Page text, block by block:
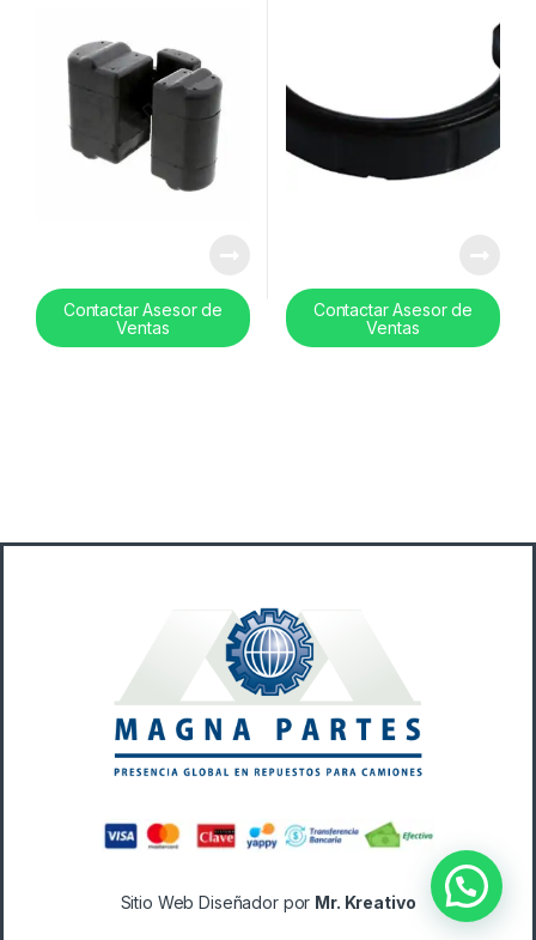
Contactar Asesor de
Ventas
Contactar Asesor de
Ventas
Sitio Web Diseñador por Mr. Kreativo